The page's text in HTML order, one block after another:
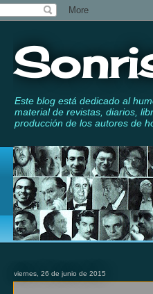
Este blog está dedicado al
material de revistas, diarios,
producción de los autores de
viernes, 26 de junio de 2015